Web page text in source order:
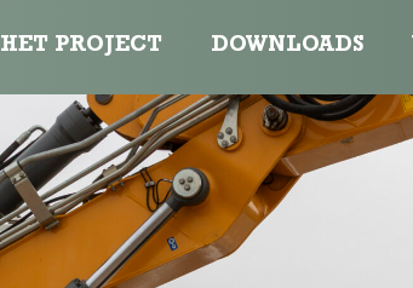
HET PROJECT DOWNLOADS